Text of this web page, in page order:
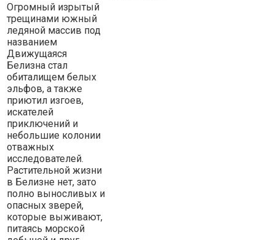
Огромный изрытый
трещинами южный
ледяной массив под
названием
Движущаяся
Белизна стал
обиталищем белых
эльфов, а также
приютил изгоев,
искателей
приключений и
небольшие колонии
отважных
исследователей.
Растительной жизни
в Белизне нет, зато
полно выносливых и
опасных зверей,
которые выживают,
питаясь морской